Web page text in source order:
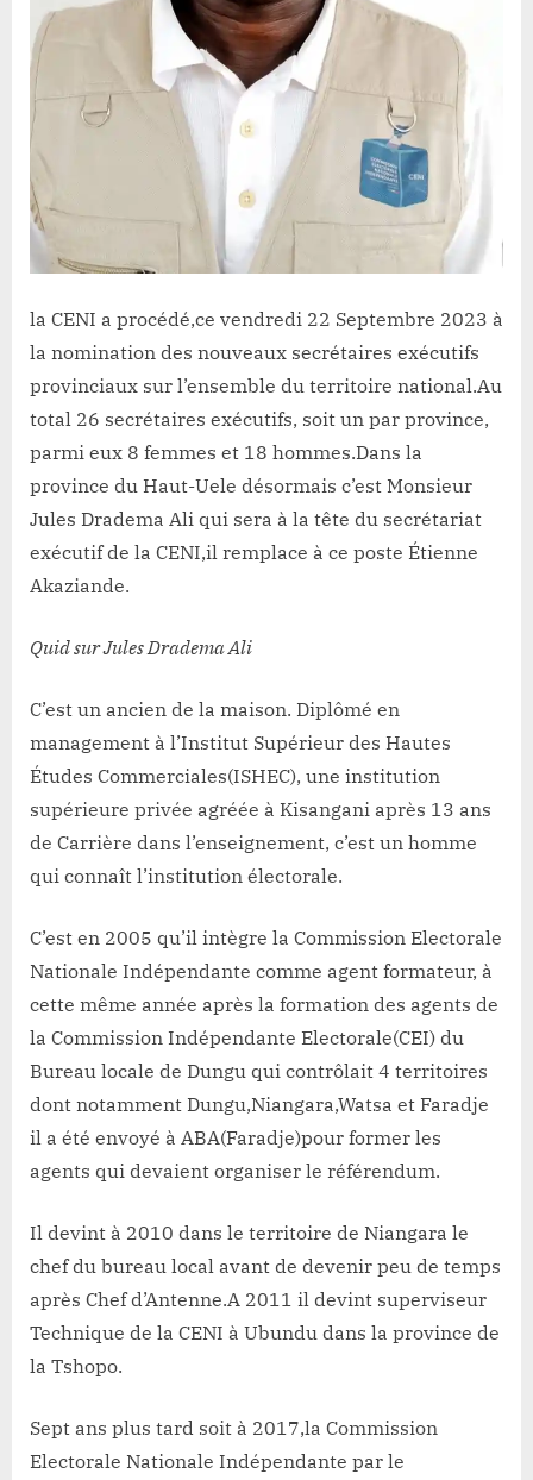
CENI?
la CENI a procédé,ce vendredi 22 Septembre 2023 à
la nomination des nouveaux secrétaires exécutifs
provinciaux sur l’ensemble du territoire national.Au
total 26 secrétaires exécutifs, soit un par province,
parmi eux 8 femmes et 18 hommes.Dans la
province du Haut-Uele désormais c’est Monsieur
Jules Dradema Ali qui sera à la tête du secrétariat
exécutif de la CENI,il remplace à ce poste Étienne
Akaziande.
Quid sur Jules Dradema Ali
C’est un ancien de la maison. Diplômé en
management à l’Institut Supérieur des Hautes
Études Commerciales(ISHEC), une institution
supérieure privée agréée à Kisangani après 13 ans
de Carrière dans l’enseignement, c’est un homme
qui connaît l’institution électorale.
C’est en 2005 qu’il intègre la Commission Electorale
Nationale Indépendante comme agent formateur, à
cette même année après la formation des agents de
la Commission Indépendante Electorale(CEI) du
Bureau locale de Dungu qui contrôlait 4 territoires
dont notamment Dungu,Niangara,Watsa et Faradje
il a été envoyé à ABA(Faradje)pour former les
agents qui devaient organiser le référendum.
Il devint à 2010 dans le territoire de Niangara le
chef du bureau local avant de devenir peu de temps
après Chef d’Antenne.A 2011 il devint superviseur
Technique de la CENI à Ubundu dans la province de
la Tshopo.
Sept ans plus tard soit à 2017,la Commission
Electorale Nationale Indépendante par le